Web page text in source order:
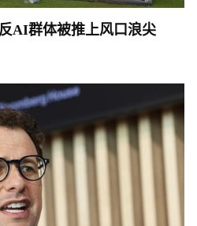
AI群体被推上风口浪尖